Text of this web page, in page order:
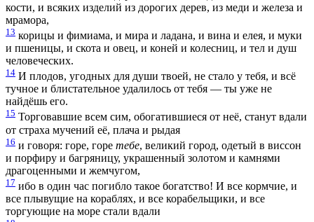
кости, и всяких изделий из дорогих дерев, из меди и железа и
мрамора,
13 корицы и фимиама, и мира и ладана, и вина и елея, и муки
и пшеницы, и скота и овец, и коней и колесниц, и тел и душ
человеческих.
14 И плодов, угодных для души твоей, не стало у тебя, и всё
тучное и блистательное удалилось от тебя — ты уже не
найдёшь его.
15 Торговавшие всем сим, обогатившиеся от неё, станут вдали
от страха мучений её, плача и рыдая
16 и говоря: горе, горе тебе, великий город, одетый в виссон
и порфиру и багряницу, украшенный золотом и камнями
драгоценными и жемчугом,
17 ибо в один час погибло такое богатство! И все кормчие, и
все плывущие на кораблях, и все корабельщики, и все
торгующие на море стали вдали